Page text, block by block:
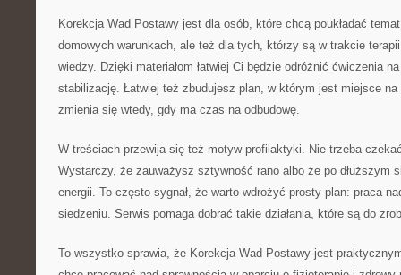
Korekcja Wad Postawy jest dla osób, które chcą poukładać
domowych warunkach, ale też dla tych, którzy są w trakcie
wiedzy. Dzięki materiałom łatwiej Ci będzie odróżnić ćwiczenia
stabilizację. Łatwiej też zbudujesz plan, w którym jest miejsce na
zmienia się wtedy, gdy ma czas na odbudowę.
W treściach przewija się też motyw profilaktyki. Nie trzeba
Wystarczy, że zauważysz sztywność rano albo że po dłuższym
energii. To często sygnał, że warto wdrożyć prosty plan: praca
siedzeniu. Serwis pomaga dobrać takie działania, które są do
To wszystko sprawia, że Korekcja Wad Postawy jest